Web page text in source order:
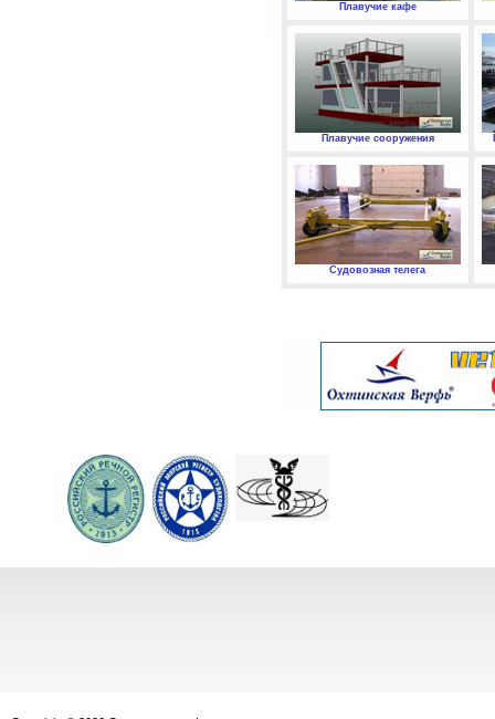
Плавучие кафе
Плавучие сооружения
Судовозная телега